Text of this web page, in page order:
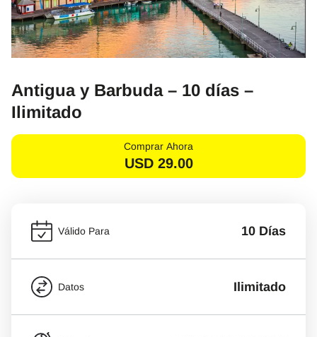
Antigua y Barbuda – 10 días –
Ilimitado
Comprar Ahora
USD 29.00
Válido Para 10 Días
Datos Ilimitado